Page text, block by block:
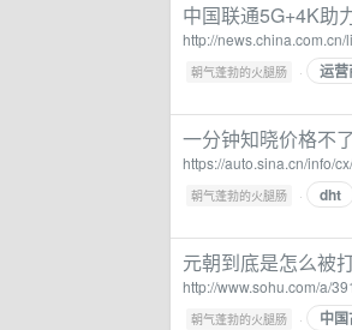
中国联通5G+4K助
http://
朝气蓬勃的火腿肠 · 运营
一分钟知晓价格不
https://auto.sina.cn/info/
朝气蓬勃的火腿肠 · dht
元朝到底是怎么被
http://www.sohu.com/a/
朝气蓬勃的火腿肠 · 中